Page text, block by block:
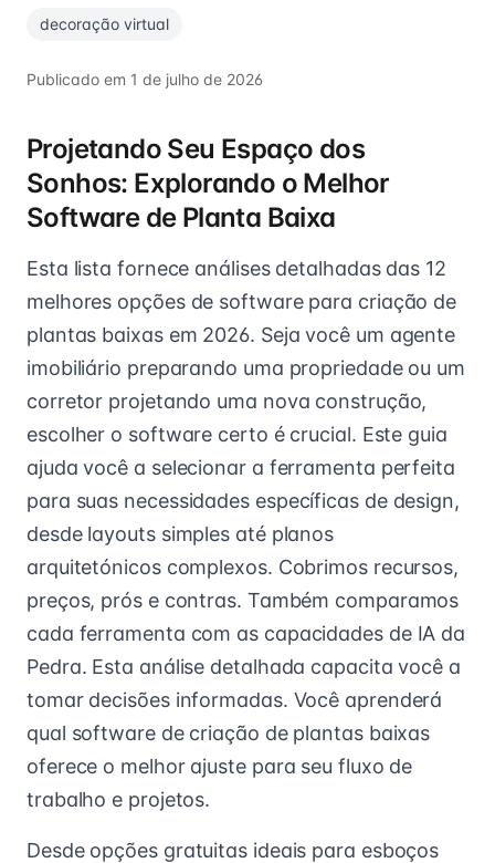
decoração virtual
Publicado em 1 de julho de 2026
Projetando Seu Espaço dos
Sonhos: Explorando o Melhor
Software de Planta Baixa
Esta lista fornece análises detalhadas das 12
melhores opções de software para criação de
plantas baixas em 2026. Seja você um agente
imobiliário preparando uma propriedade ou um
corretor projetando uma nova construção,
escolher o software certo é crucial. Este guia
ajuda você a selecionar a ferramenta perfeita
para suas necessidades específicas de design,
desde layouts simples até planos
arquitetónicos complexos. Cobrimos recursos,
preços, prós e contras. Também comparamos
cada ferramenta com as capacidades de IA da
Pedra. Esta análise detalhada capacita você a
tomar decisões informadas. Você aprenderá
qual software de criação de plantas baixas
oferece o melhor ajuste para seu fluxo de
trabalho e projetos.
Desde opções gratuitas ideais para esboços